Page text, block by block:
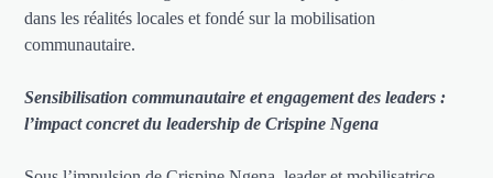
dans les réalités locales et fondé sur la mobilisation
communautaire.
Sensibilisation communautaire et engagement des leaders :
l’impact concret du leadership de Crispine Ngena